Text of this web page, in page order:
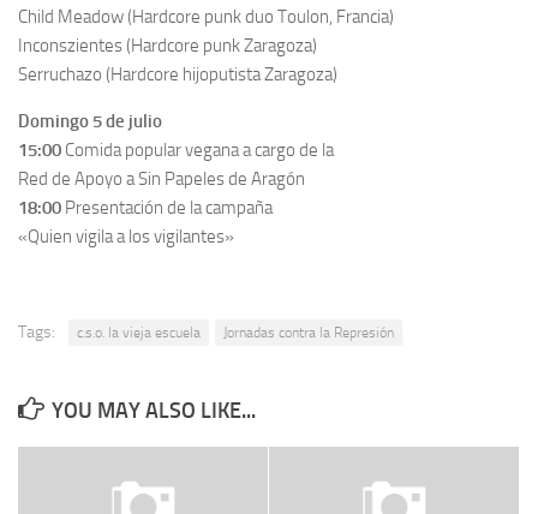
Child Meadow (Hardcore punk duo Toulon, Francia)
Inconszientes (Hardcore punk Zaragoza)
Serruchazo (Hardcore hijoputista Zaragoza)
Domingo 5 de julio
15:00 Comida popular vegana a cargo de la
Red de Apoyo a Sin Papeles de Aragón
18:00 Presentación de la campaña
«Quien vigila a los vigilantes»
Tags: c.s.o. la vieja escuela Jornadas contra la Represión
YOU MAY ALSO LIKE...